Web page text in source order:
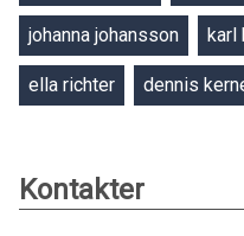
johanna johansson karl
ella richter dennis
Kontakter